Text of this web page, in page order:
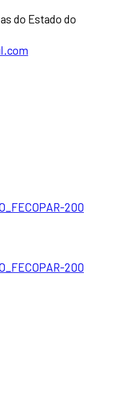
do Estado do